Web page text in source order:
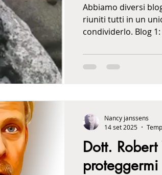
Abbiamo diversi
riuniti tutti in un
condividerlo. Blog 1:
Dott.
Nancy janssens
14 set 2025